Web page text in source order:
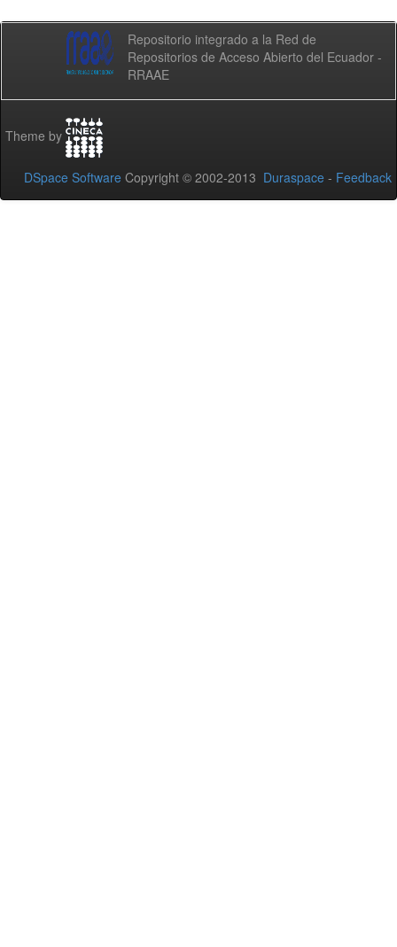
Repositorio integrado a la Red de
Repositorios de Acceso Abierto del Ecuador -
RRAAE
Theme by
DSpace Software Copyright © 2002-2013 Duraspace - Feedback